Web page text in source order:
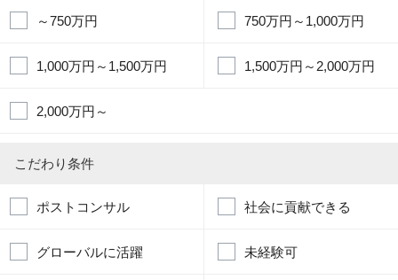
～750万円 750万円～1,000万円
1,000万円～1,500万円 1,500万円～2,000万円
2,000万円～
こだわり条件
ポストコンサル 社会に貢献できる
グローバルに活躍 未経験可